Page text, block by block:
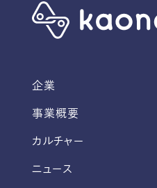
企業
事業概要
カルチャー
ニュース